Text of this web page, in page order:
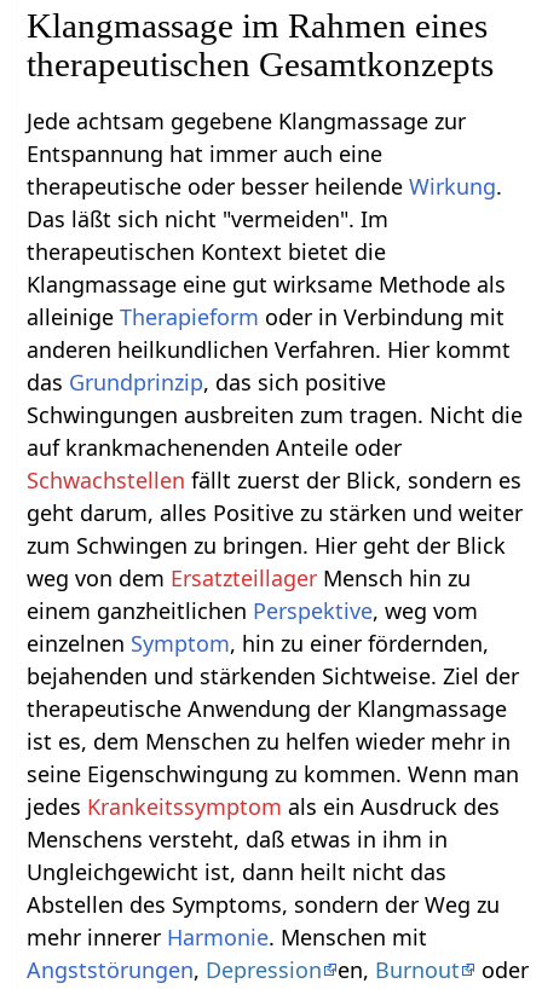
Klangmassage im Rahmen eines
therapeutischen Gesamtkonzepts
Jede achtsam gegebene Klangmassage zur
Entspannung hat immer auch eine
therapeutische oder besser heilendeWirkung.
Das läßt sich nicht "vermeiden". Im
therapeutischen Kontext bietet die
Klangmassage eine gut wirksame Methode als
alleinigeTherapieform oder in Verbindung mit
anderen heilkundlichen Verfahren. Hier kommt
das Grundprinzip, das sich positive
Schwingungen ausbreiten zum tragen. Nicht die
auf krankmachenenden Anteile oder
Schwachstellen fällt zuerst der Blick, sondern es
geht darum, alles Positive zu stärken und weiter
zum Schwingen zu bringen. Hier geht der Blick
weg von dem Ersatzteillager Mensch hin zu
einem ganzheitlichen Perspektive, weg vom
einzelnen Symptom, hin zu einer fördernden,
bejahenden und stärkenden Sichtweise. Ziel der
therapeutische Anwendung der Klangmassage
ist es, dem Menschen zu helfen wieder mehr in
seine Eigenschwingung zu kommen. Wenn man
jedes Krankeitssymptom als ein Ausdruck des
Menschens versteht, daß etwas in ihm in
Ungleichgewicht ist, dann heilt nicht das
Abstellen des Symptoms, sondern der Weg zu
mehr innerer Harmonie. Menschen mit
Angststörungen, Depression en, Burnout
oder